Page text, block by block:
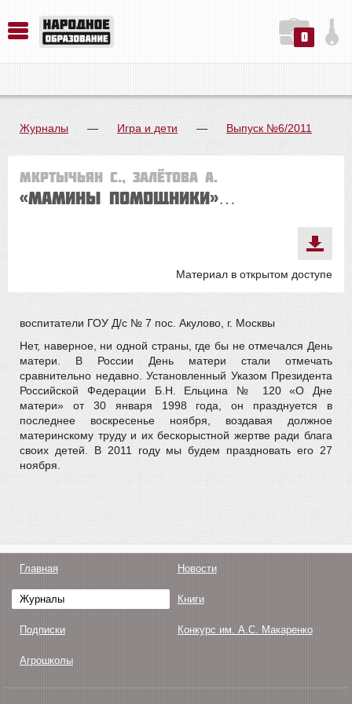
0
Журналы — Игра и дети — Выпуск №6/2011
Мкртычьян С., Залётова А.
«Мамины помощники»…
Материал в открытом доступе
воспитатели ГОУ Д/с № 7 пос. Акулово, г. Москвы
Нет, наверное, ни одной страны, где бы не отмечался День
матери. В России День матери стали отмечать
сравнительно недавно. Установленный Указом Президента
Российской Федерации Б.Н. Ельцина № 120 «О Дне
матери» от 30 января 1998 года, он празднуется в
последнее воскресенье ноября, воздавая должное
материнскому труду и их бескорыстной жертве ради блага
своих детей. В 2011 году мы будем праздновать его 27
ноября.
Главная Новости
Журналы Книги
Подписки Конкурс им. А.С. Макаренко
Агрошколы